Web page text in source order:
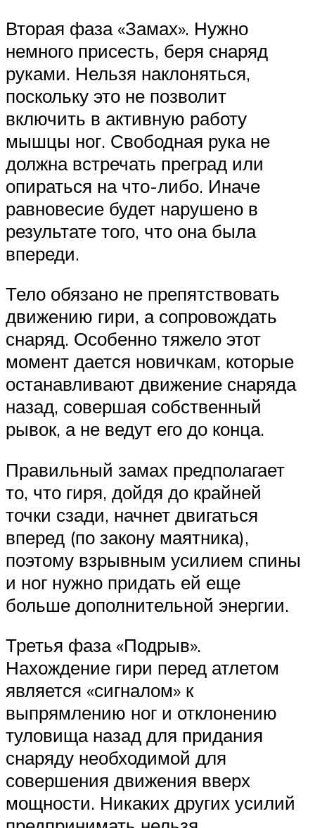
Вторая фаза «Замах». Нужно
немного присесть, беря снаряд
руками. Нельзя наклоняться,
поскольку это не позволит
включить в активную работу
мышцы ног. Свободная рука не
должна встречать преград или
опираться на что-либо. Иначе
равновесие будет нарушено в
результате того, что она была
впереди.
Тело обязано не препятствовать
движению гири, а сопровождать
снаряд. Особенно тяжело этот
момент дается новичкам, которые
останавливают движение снаряда
назад, совершая собственный
рывок, а не ведут его до конца.
Правильный замах предполагает
то, что гиря, дойдя до крайней
точки сзади, начнет двигаться
вперед (по закону маятника),
поэтому взрывным усилием спины
и ног нужно придать ей еще
больше дополнительной энергии.
Третья фаза «Подрыв».
Нахождение гири перед атлетом
является «сигналом» к
выпрямлению ног и отклонению
туловища назад для придания
снаряду необходимой для
совершения движения вверх
мощности. Никаких других усилий